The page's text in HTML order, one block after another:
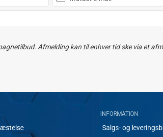
Afmelding kan til enhver tid ske via et
INFORMATION
Salgs- og